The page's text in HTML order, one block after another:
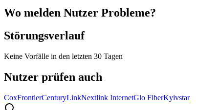
Wo melden Nutzer Probleme?
Störungsverlauf
Keine Vorfälle in den letzten 30 Tagen
Nutzer prüfen auch
CoxFrontierCenturyLinkNextlink InternetGlo FiberKyivstar